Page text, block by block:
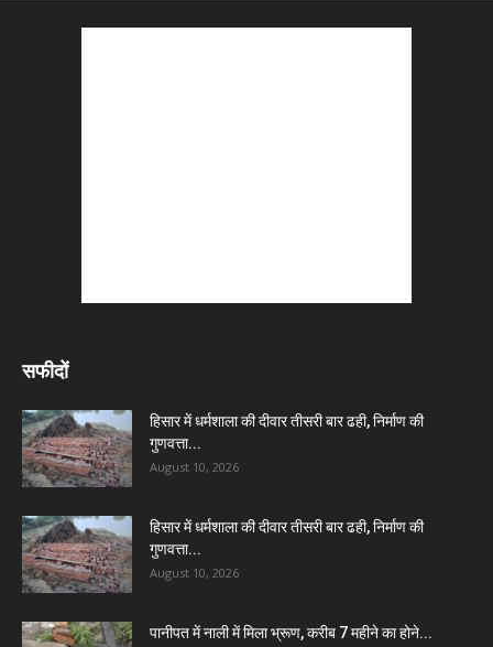
सफीदों
हिसार में धर्मशाला की दीवार तीसरी बार ढही, निर्माण की
गुणवत्ता...
August 10, 2026
हिसार में धर्मशाला की दीवार तीसरी बार ढही, निर्माण की
गुणवत्ता...
August 10, 2026
पानीपत में नाली में मिला भ्रूण, करीब 7 महीने का होने...